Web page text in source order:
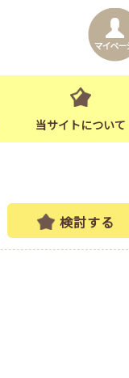
当サイトについて
検討する